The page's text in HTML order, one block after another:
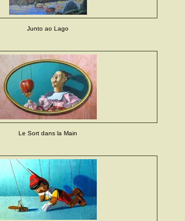
Junto ao Lago
Le Sort dans la Main